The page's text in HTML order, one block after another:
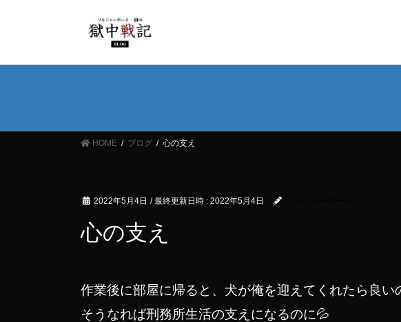
HOME ブログ 心の支え
2022年5月4日 / 最終更新日時 : 2022年5月4日
心の支え
作業後に部屋に帰ると、犬が俺を迎えてくれたら良い
そうなれば刑務所生活の支えになるのに💦